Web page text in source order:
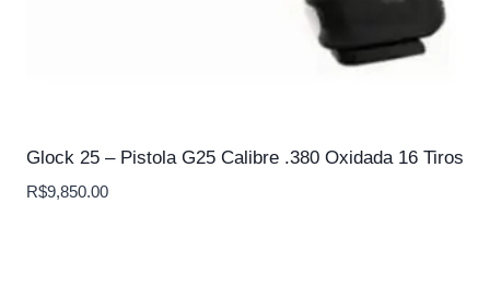
Glock 25 – Pistola G25 Calibre .380 Oxidada 16 Tiros
R$9,850.00